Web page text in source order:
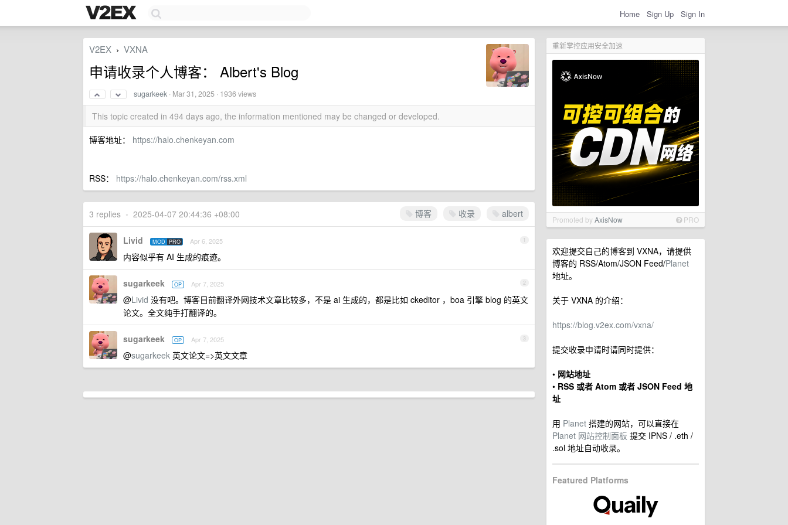
Home Sign Up Sign In
重新掌控应用安全加速
Promoted byAxisNow PRO
欢迎提交自己的博客到 VXNA，请提供
博客的 RSS/Atom/JSON Feed/Planet
地址。
关于 VXNA 的介绍：
https://blog.v2ex.com/vxna/
提交收录申请时请同时提供：
• 网站地址
• RSS 或者 Atom 或者 JSON Feed 地
址
用 Planet 搭建的网站，可以直接在
Planet 网站控制面板 提交 IPNS / .eth /
.sol 地址自动收录。
Featured Platforms
V2EX › VXNA
申请收录个人博客： Albert's Blog
sugarkeek · Mar 31, 2025 · 1936 views
This topic created in 494 days ago, the information mentioned may be changed or developed.
博客地址： https://halo.chenkeyan.com
RSS： https://halo.chenkeyan.com/rss.xml
博客 收录 albert
3 replies • 2025-04-07 20:44:36 +08:00
1
Livid MOD PRO Apr 6, 2025
内容似乎有 AI 生成的痕迹。
2
sugarkeek OP Apr 7, 2025
@Livid 没有吧。博客目前翻译外网技术文章比较多，不是 ai 生成的，都是比如 ckeditor ，boa 引擎 blog 的英文
论文。全文纯手打翻译的。
3
sugarkeek OP Apr 7, 2025
@sugarkeek 英文论文=>英文文章